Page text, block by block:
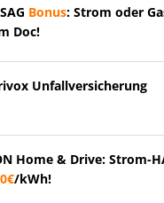
Bonus: Strom oder
Doc!
Unfallversicherung
Home & Drive: Strom-
/kWh!